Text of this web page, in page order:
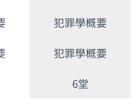
犯罪學概要
犯罪學概要
6堂